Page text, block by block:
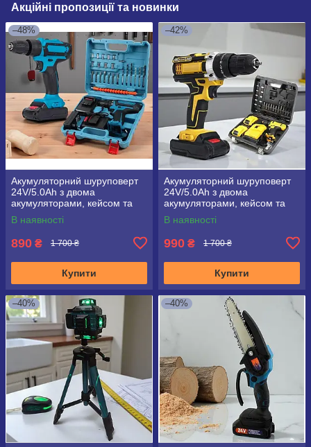
Акційні пропозиції та новинки
–48%
Акумуляторний шуруповерт
24V/5.0Ah з двома
акумуляторами, кейсом та
насадками
В наявності
890 ₴ 1 700 ₴
Купити
–42%
Акумуляторний шуруповерт
24V/5.0Ah з двома
акумуляторами, кейсом та
насадками
В наявності
990 ₴ 1 700 ₴
Купити
–40% –40%